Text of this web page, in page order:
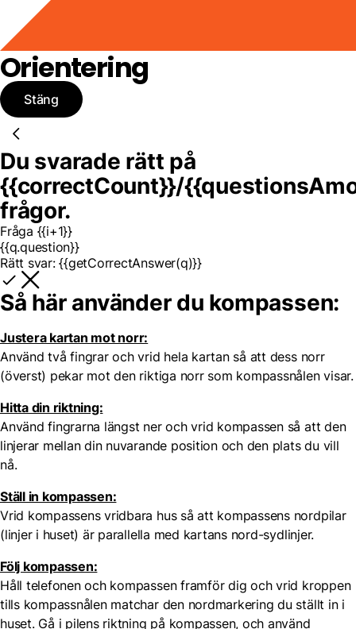
Orientering
Stäng
Du svarade rätt på
{{correctCount}}/
frågor.
Fråga {{i+1}}
{{q.question}}
Rätt svar:{{getCorrectAnswer(q)}}
Så här använder du kompassen:
Justera kartan mot norr:
Använd två fingrar och vrid hela kartan så att dess norr
(överst) pekar mot den riktiga norr som kompassnålen visar.
Hitta din riktning:
Använd fingrarna längst ner och vrid kompassen så att den
linjerar mellan din nuvarande position och den plats du vill
nå.
Ställ in kompassen:
Vrid kompassens vridbara hus så att kompassens nordpilar
(linjer i huset) är parallella med kartans nord-sydlinjer.
Följ kompassen:
Håll telefonen och kompassen framför dig och vrid kroppen
tills kompassnålen matchar den nordmarkering du ställt in i
huset. Gå i pilens riktning på kompassen, och använd